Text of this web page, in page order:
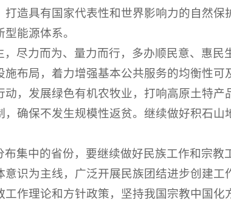
造具有国家代表性和世界影响力的自然
能源体系。
尽力而为、量力而行，多办顺民意、惠民
布局，着力增强基本公共服务的均衡性可
，发展绿色有机农牧业，打响高原土特产
确保不发生规模性返贫。继续做好积石山
集中的省份，要继续做好民族工作和宗教
识为主线，广泛开展民族团结进步创建工
作理论和方针政策，坚持我国宗教中国化